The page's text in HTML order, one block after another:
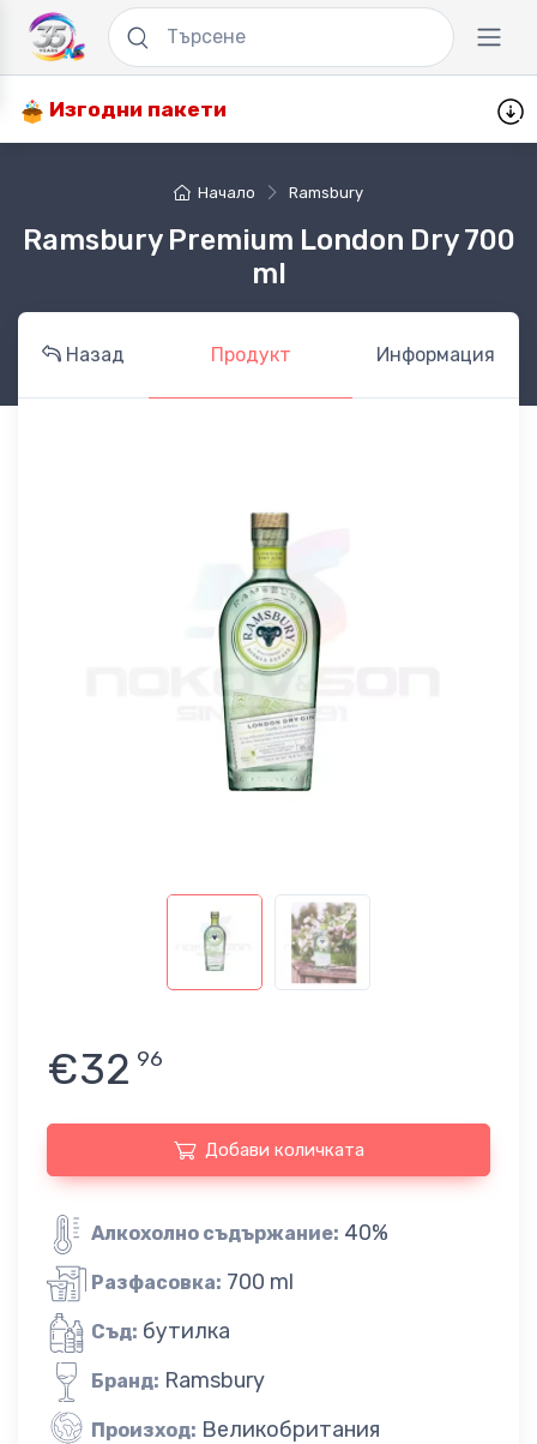
Изгодни пакети
Начало Ramsbury
Ramsbury Premium London Dry 700
ml
Назад Продукт Информация
€32 96
Добави количката
Алкохолно съдържание: 40%
Разфасовка: 700 ml
Съд: бутилка
Бранд: Ramsbury
Произход: Великобритания